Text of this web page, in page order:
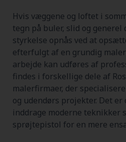
Hvis væggene og loftet i
tegn på buler, slid og
styrkelse opnås ved at
efterfulgt af en grundig
arbejde kan udføres af
findes i forskellige dele af
malerfirmaer, der
og udendørs projekter. Det
inddrage moderne teknikker
sprøjtepistol for en mere